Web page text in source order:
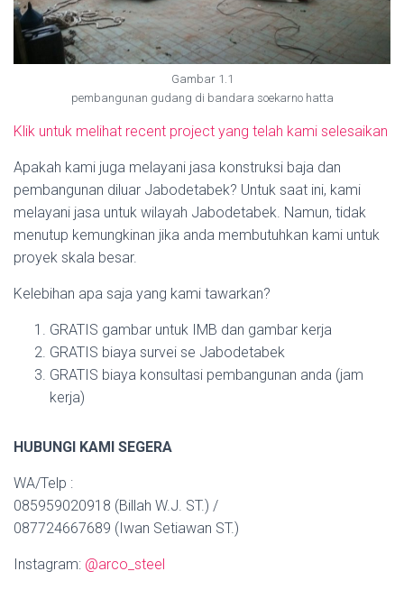
Gambar 1.1
pembangunan gudang di bandara soekarno hatta
Klik untuk melihat recent project yang telah kami selesaikan
Apakah kami juga melayani jasa konstruksi baja dan
pembangunan diluar Jabodetabek? Untuk saat ini, kami
melayani jasa untuk wilayah Jabodetabek. Namun, tidak
menutup kemungkinan jika anda membutuhkan kami untuk
proyek skala besar.
Kelebihan apa saja yang kami tawarkan?
GRATIS gambar untuk IMB dan gambar kerja
GRATIS biaya survei se Jabodetabek
GRATIS biaya konsultasi pembangunan anda (jam
kerja)
HUBUNGI KAMI SEGERA
WA/Telp :
085959020918 (Billah W.J. ST.) /
087724667689 (Iwan Setiawan ST.)
Instagram: @arco_steel